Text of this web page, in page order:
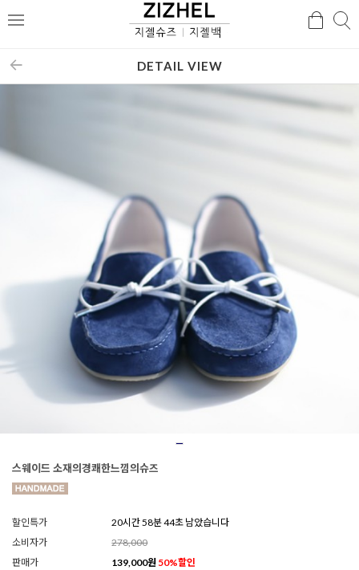
메
검
DETAIL VIEW
스웨이드 소재의경쾌한느낌의슈즈
할인특가
20시간 58분 41초 남았습니다
소비자가
278,000
판매가
139,000원 50%할인